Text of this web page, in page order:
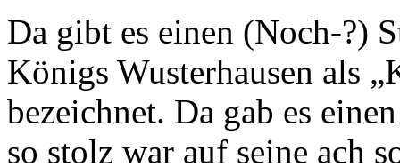
Da gibt es einen (Noch-?)
Königs Wusterhausen als
bezeichnet. Da gab es
so stolz war auf seine ach